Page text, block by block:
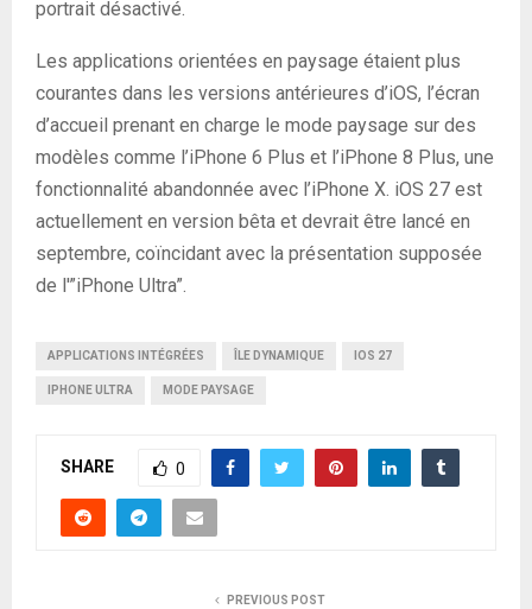
portrait désactivé.
Les applications orientées en paysage étaient plus
courantes dans les versions antérieures d’iOS, l’écran
d’accueil prenant en charge le mode paysage sur des
modèles comme l’iPhone 6 Plus et l’iPhone 8 Plus, une
fonctionnalité abandonnée avec l’iPhone X. iOS 27 est
actuellement en version bêta et devrait être lancé en
septembre, coïncidant avec la présentation supposée
de l'”iPhone Ultra”.
APPLICATIONS INTÉGRÉES ÎLE DYNAMIQUE IOS 27
IPHONE ULTRA MODE PAYSAGE
SHARE 0
PREVIOUS POST